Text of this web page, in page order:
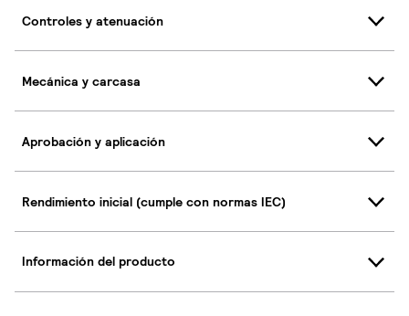
Controles y atenuación
Mecánica y carcasa
Aprobación y aplicación
Rendimiento inicial (cumple con normas IEC)
Información del producto